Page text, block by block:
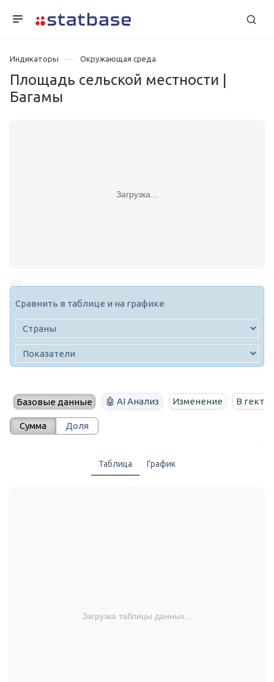
Индикаторы Окружающая среда
Площадь сельской местности |
Багамы
Загрузка...
Сравнить в таблице и на графике
Базовые данные 🤖 AI Анализ Изменение В
Сумма Доля
Таблица График
Загрузка таблицы данных...